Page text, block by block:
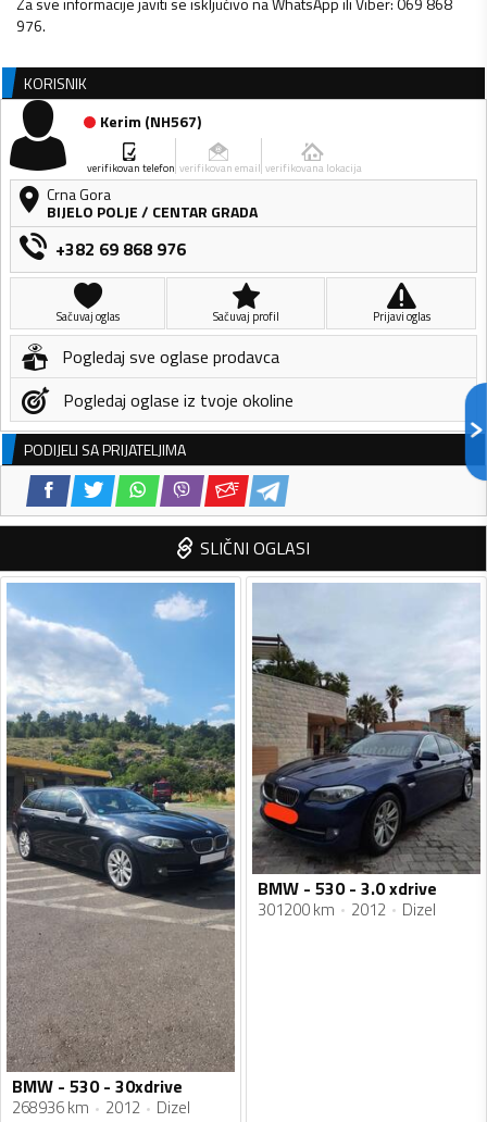
976.
KORISNIK
Kerim (NH567)
verifikovan telefon verifikovan email verifikovana lokacija
Crna Gora
BIJELO POLJE/ CENTAR GRADA
+382 69 868 976
Sačuvaj oglas Sačuvaj profil Prijavi oglas
Pogledaj sve oglase prodavca
Pogledaj oglase iz tvoje okoline
PODIJELI SA PRIJATELJIMA
SLIČNI OGLASI
BMW - 530 - 30xdrive
268936 km 2012 Dizel
BMW - 530 - 3.0 xdrive
301200 km 2012 Dizel